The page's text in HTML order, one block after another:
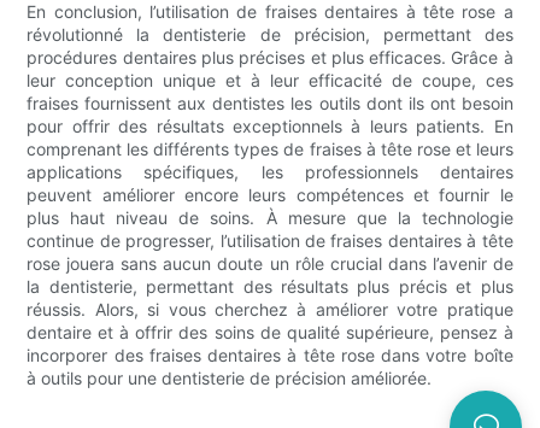
En conclusion, l’utilisation de fraises dentaires à tête rose a
révolutionné la dentisterie de précision, permettant des
procédures dentaires plus précises et plus efficaces. Grâce à
leur conception unique et à leur efficacité de coupe, ces
fraises fournissent aux dentistes les outils dont ils ont besoin
pour offrir des résultats exceptionnels à leurs patients. En
comprenant les différents types de fraises à tête rose et leurs
applications spécifiques, les professionnels dentaires
peuvent améliorer encore leurs compétences et fournir le
plus haut niveau de soins. À mesure que la technologie
continue de progresser, l’utilisation de fraises dentaires à tête
rose jouera sans aucun doute un rôle crucial dans l’avenir de
la dentisterie, permettant des résultats plus précis et plus
réussis. Alors, si vous cherchez à améliorer votre pratique
dentaire et à offrir des soins de qualité supérieure, pensez à
incorporer des fraises dentaires à tête rose dans votre boîte
à outils pour une dentisterie de précision améliorée.